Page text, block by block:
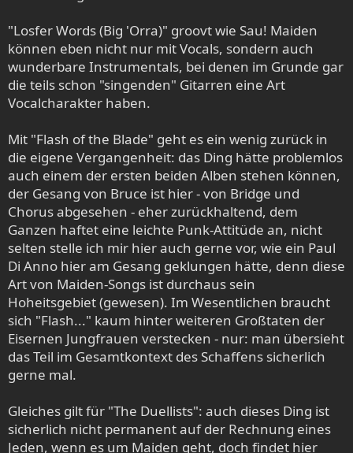
"Losfer Words (Big 'Orra)" groovt wie Sau! Maiden
können eben nicht nur mit Vocals, sondern auch
wunderbare Instrumentals, bei denen im Grunde gar
die teils schon "singenden" Gitarren eine Art
Vocalcharakter haben.
Mit "Flash of the Blade" geht es ein wenig zurück in
die eigene Vergangenheit: das Ding hätte problemlos
auch einem der ersten beiden Alben stehen können,
der Gesang von Bruce ist hier - von Bridge und
Chorus abgesehen - eher zurückhaltend, dem
Ganzen haftet eine leichte Punk-Attitüde an, nicht
selten stelle ich mir hier auch gerne vor, wie ein Paul
Di Anno hier am Gesang geklungen hätte, denn diese
Art von Maiden-Songs ist durchaus sein
Hoheitsgebiet (gewesen). Im Wesentlichen braucht
sich "Flash..." kaum hinter weiteren Großtaten der
Eisernen Jungfrauen verstecken - nur: man übersieht
das Teil im Gesamtkontext des Schaffens sicherlich
gerne mal.
Gleiches gilt für "The Duellists": auch dieses Ding ist
sicherlich nicht permanent auf der Rechnung eines
Jeden, wenn es um Maiden geht, doch findet hier